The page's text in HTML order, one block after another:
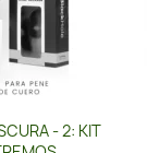
- 2: KIT